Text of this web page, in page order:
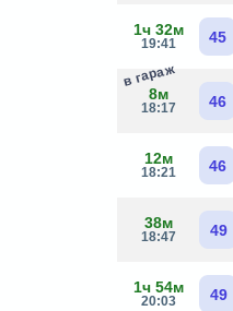
1ч 32м
19:41 45
8м
18:17
в гараж
46
12м
18:21 46
38м
18:47 49
1ч 54м
20:03 49